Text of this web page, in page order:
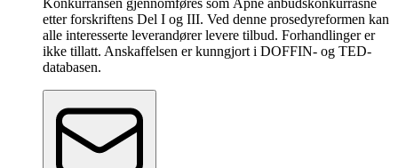
Konkurransen gjennomføres som Åpne anbudskonkurrasne
etter forskriftens Del I og III. Ved denne prosedyreformen kan
alle interesserte leverandører levere tilbud. Forhandlinger er
ikke tillatt. Anskaffelsen er kunngjort i DOFFIN- og TED-
databasen.